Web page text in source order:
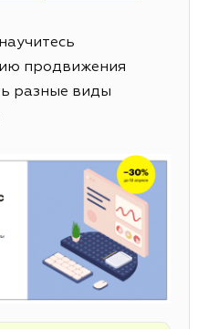
продвижения
разные виды